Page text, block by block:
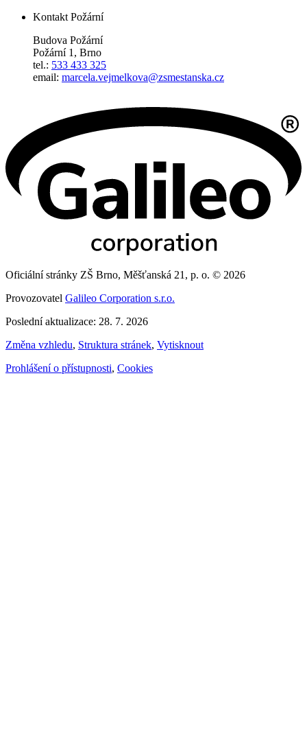
Kontakt Požární
Budova Požární
Požární 1, Brno
tel.: 533 433 325
email: marcela.vejmelkova@zsmestanska.cz
Oficiální stránky ZŠ Brno, Měšťanská 21, p. o. © 2026
Provozovatel Galileo Corporation s.r.o.
Poslední aktualizace: 28. 7. 2026
Změna vzhledu, Struktura stránek, Vytisknout
Prohlášení o přístupnosti, Cookies